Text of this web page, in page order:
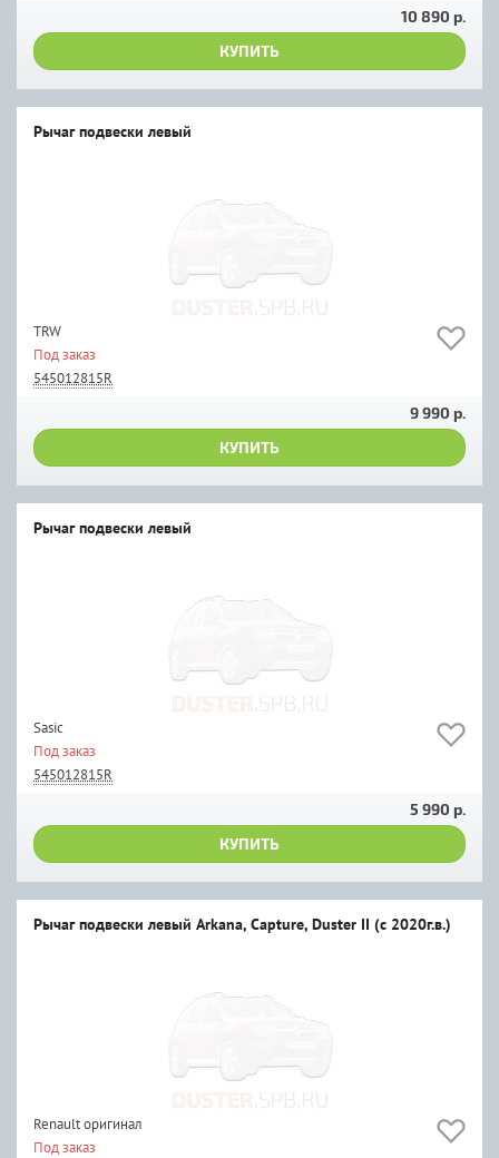
10 890 р.
КУПИТЬ
Рычаг подвески левый
TRW
Под заказ
545012815R
9 990 р.
КУПИТЬ
Рычаг подвески левый
Sasic
Под заказ
545012815R
5 990 р.
КУПИТЬ
Рычаг подвески левый Arkana, Capture, Duster II (с 2020г.в.)
Renault оригинал
Под заказ